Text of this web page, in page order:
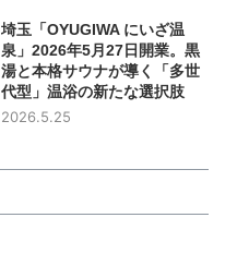
埼玉「OYUGIWA にいざ温
泉」2026年5月27日開業。黒
湯と本格サウナが導く「多世
代型」温浴の新たな選択肢
2026.5.25